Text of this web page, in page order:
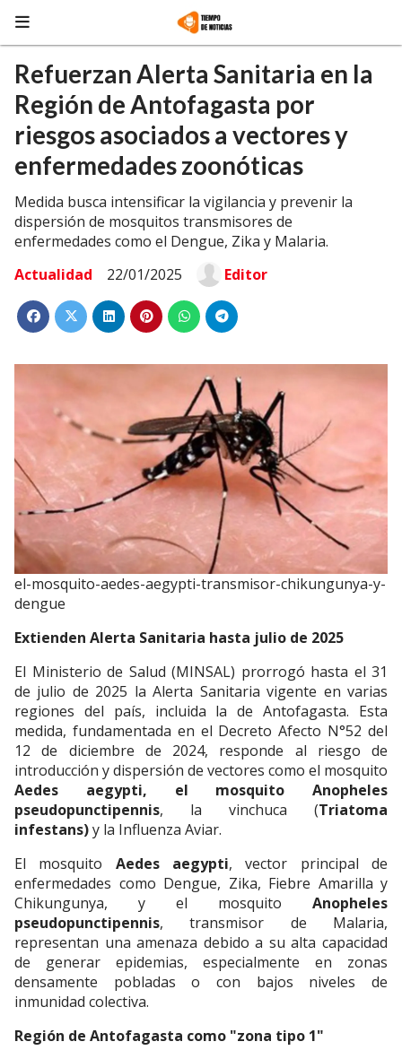
Refuerzan Alerta Sanitaria en la
Región de Antofagasta por
riesgos asociados a vectores y
enfermedades zoonóticas
Medida busca intensificar la vigilancia y prevenir la
dispersión de mosquitos transmisores de
enfermedades como el Dengue, Zika y Malaria.
Actualidad
22/01/2025 Editor
el-mosquito-aedes-aegypti-transmisor-chikungunya-y-
dengue
Extienden Alerta Sanitaria hasta julio de 2025
El Ministerio de Salud (MINSAL) prorrogó hasta el 31
de julio de 2025 la Alerta Sanitaria vigente en varias
regiones del país, incluida la de Antofagasta. Esta
medida, fundamentada en el Decreto Afecto N°52 del
12 de diciembre de 2024, responde al riesgo de
introducción y dispersión de vectores como el mosquito
Aedes aegypti, el mosquito Anopheles
pseudopunctipennis, la vinchuca (Triatoma
infestans)y la Influenza Aviar.
El mosquito Aedes aegypti, vector principal de
enfermedades como Dengue, Zika, Fiebre Amarilla y
Chikungunya, y el mosquito Anopheles
pseudopunctipennis, transmisor de Malaria,
representan una amenaza debido a su alta capacidad
de generar epidemias, especialmente en zonas
densamente pobladas o con bajos niveles de
inmunidad colectiva.
Región de Antofagasta como "zona tipo 1"